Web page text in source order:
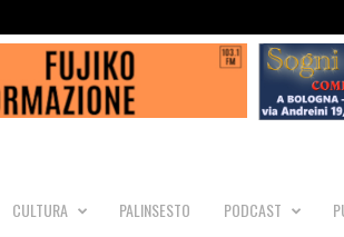
CULTURA PALINSESTO PODCAST